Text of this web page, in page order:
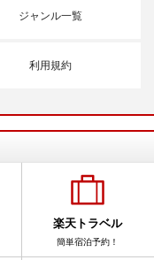
ジャンル一覧
利用規約
楽天トラベル
簡単宿泊予約！